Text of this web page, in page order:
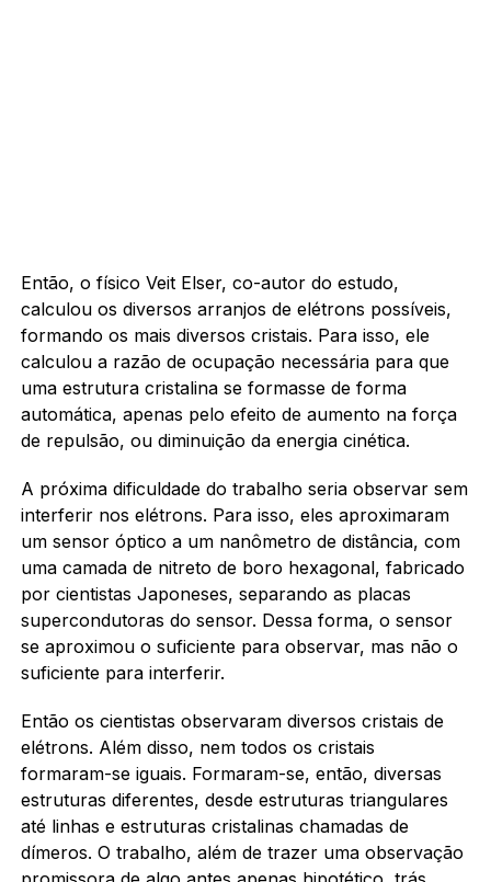
Então, o físico Veit Elser, co-autor do estudo,
calculou os diversos arranjos de elétrons possíveis,
formando os mais diversos cristais. Para isso, ele
calculou a razão de ocupação necessária para que
uma estrutura cristalina se formasse de forma
automática, apenas pelo efeito de aumento na força
de repulsão, ou diminuição da energia cinética.
A próxima dificuldade do trabalho seria observar sem
interferir nos elétrons. Para isso, eles aproximaram
um sensor óptico a um nanômetro de distância, com
uma camada de nitreto de boro hexagonal, fabricado
por cientistas Japoneses, separando as placas
supercondutoras do sensor. Dessa forma, o sensor
se aproximou o suficiente para observar, mas não o
suficiente para interferir.
Então os cientistas observaram diversos cristais de
elétrons. Além disso, nem todos os cristais
formaram-se iguais. Formaram-se, então, diversas
estruturas diferentes, desde estruturas triangulares
até linhas e estruturas cristalinas chamadas de
dímeros. O trabalho, além de trazer uma observação